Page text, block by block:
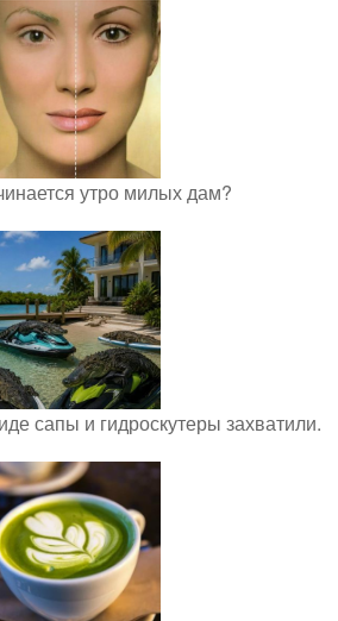
утро милых дам?
сапы и гидроскутеры захватили.